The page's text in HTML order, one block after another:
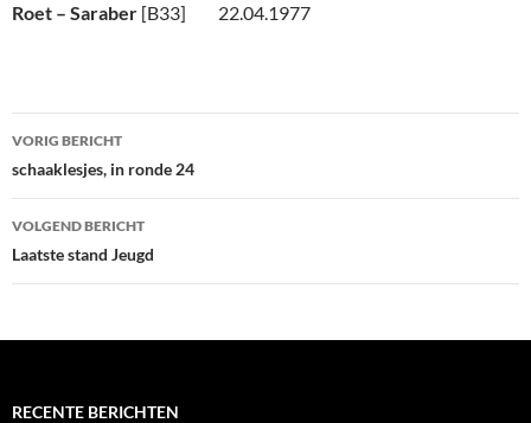
Roet – Saraber [B33] 22.04.1977
Bericht
navigatie
VORIG BERICHT
schaaklesjes, in ronde 24
VOLGEND BERICHT
Laatste stand Jeugd
RECENTE BERICHTEN